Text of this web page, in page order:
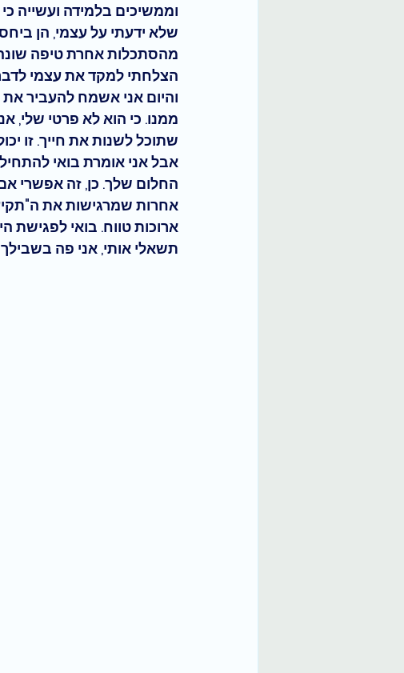
וממשיכים בלמידה ועשייה
שלא ידעתי על עצמי, הן
מהסתכלות אחרת טיפה
הצלחתי למקד את עצמי
והיום אני אשמח להעביר
ממנו. כי הוא לא פרטי שלי,
שתוכל לשנות את חייך
אבל אני אומרת בואי
החלום שלך. כן, זה אפשרי
אחרות שמרגישות את
ארוכות טווח. בואי לפגישת
תשאלי אותי, אני פה